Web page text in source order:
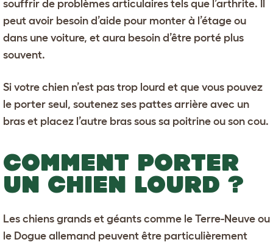
souffrir de problèmes articulaires tels que l’arthrite. Il
peut avoir besoin d’aide pour monter à l’étage ou
dans une voiture, et aura besoin d’être porté plus
souvent.
Si votre chien n’est pas trop lourd et que vous pouvez
le porter seul, soutenez ses pattes arrière avec un
bras et placez l’autre bras sous sa poitrine ou son cou.
COMMENT PORTER
UN CHIEN LOURD ?
Les chiens grands et géants comme le Terre-Neuve ou
le Dogue allemand peuvent être particulièrement